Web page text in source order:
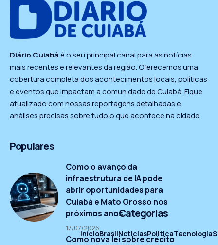
Diário Cuiabáé o seu principal canal para as notícias
mais recentes e relevantes da região. Oferecemos uma
cobertura completa dos acontecimentos locais, políticas
e eventos que impactam a comunidade de Cuiabá. Fique
atualizado com nossas reportagens detalhadas e
análises precisas sobre tudo o que acontece na cidade.
Populares
Como o avanço da
infraestrutura de IA pode
abrir oportunidades para
Cuiabá e Mato Grosso nos
próximos anos
17/07/2026
Como nova lei sobre crédito
Categorias
InícioBrasilNoticiasPoliticaTecnologia